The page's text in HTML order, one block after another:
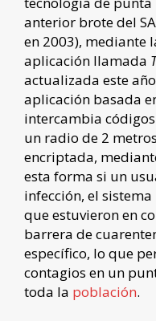
anterior brote del
en 2003), mediante
aplicación llamada
actualizada este
aplicación basada
intercambia
un radio de 2
encriptada,
esta forma si un
infección, el
que estuvieron en
barrera de
específico, lo que
contagios en un
toda la población.